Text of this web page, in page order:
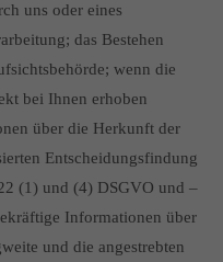
uns oder eines
das Bestehen
wenn die
bei Ihnen erhoben
über die Herkunft der
Entscheidungsfindung
(1) und (4) DSGVO und –
Informationen über
und die angestrebten